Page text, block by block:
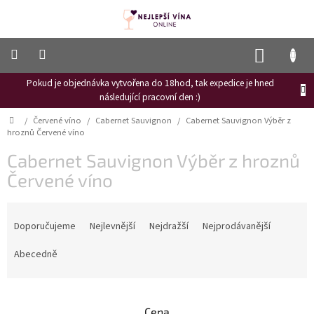
Pokud je objednávka vytvořena do 18hod, tak expedice je hned
následující pracovní den :)
Frizzante
Růžové
víno
Hroznový
mošt
Naši
Vinné
Domů
/ Červené víno / Cabernet Sauvignon / Cabernet Sauvignon Výběr z
hroznů Červené víno
Cabernet Sauvignon Výběr z hroznů
Červené víno
Doporučujeme Nejlevnější Nejdražší
Nejprodávanější
Abecedně